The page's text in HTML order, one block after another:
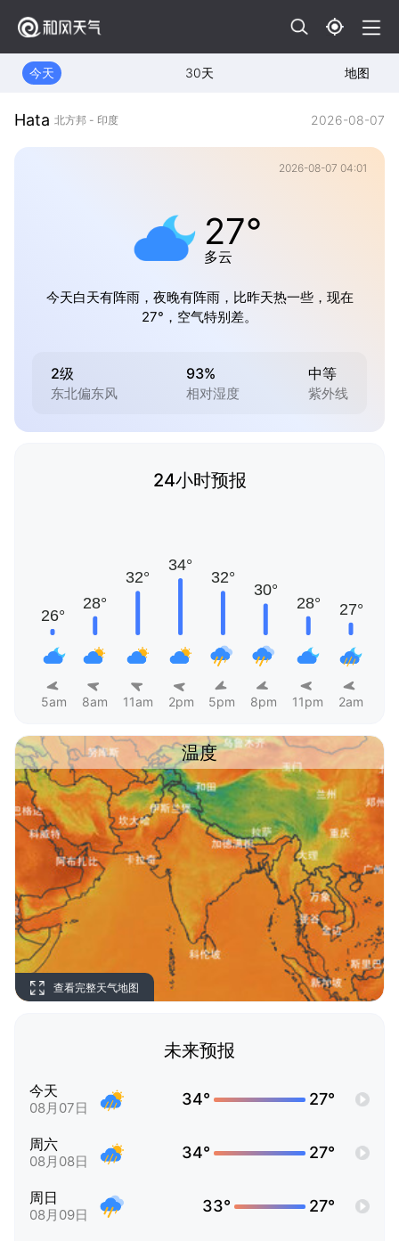
今天 30天 地图
Hata 北方邦 - 印度 2026-08-07
2026-08-07 04:01
27°
多云
今天白天有阵雨，夜晚有阵雨，比昨天热一些，现在
27°，空气特别差。
2级
东北偏东风
93%
相对湿度
中等
紫外线
24小时预报
5am 8am 11am 2pm 5pm 8pm 11pm 2am
温度
查看完整天气地图
未来预报
今天
08月07日 34° 27°
周六
08月08日 34° 27°
周日
08月09日 33° 27°